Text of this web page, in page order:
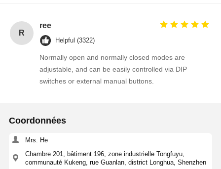
R
ree
Helpful (3322)
Normally open and normally closed modes are
adjustable, and can be easily controlled via DIP
switches or external manual buttons.
Coordonnées
Mrs. He
Chambre 201, bâtiment 196, zone industrielle Tongfuyu,
communauté Kukeng, rue Guanlan, district Longhua, Shenzhen